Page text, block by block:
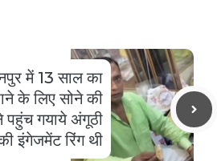
में 13 साल का
के लिए सोने की
पहुंच गयाये अंगूठी
इंगेजमेंट रिंग थी